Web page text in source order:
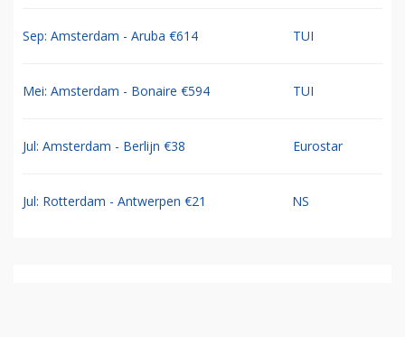
Sep: Amsterdam - Aruba €614 TUI
Mei: Amsterdam - Bonaire €594 TUI
Jul: Amsterdam - Berlijn €38 Eurostar
Jul: Rotterdam - Antwerpen €21 NS